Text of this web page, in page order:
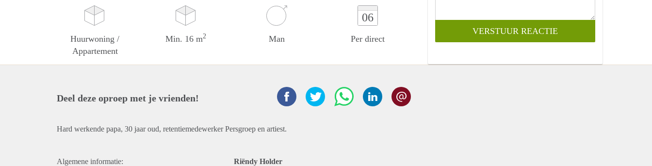
Huurwoning /
Appartement
Min. 16 m2 Man
06
Per direct
Deel deze oproep met je vrienden!
Hard werkende papa, 30 jaar oud, retentiemedewerker Persgroep en artiest.
Algemene informatie: Riëndy Holder